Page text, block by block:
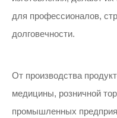
для профессионалов,
долговечности.
От производства
медицины, розничной
промышленных